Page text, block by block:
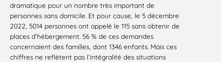
dramatique pour un nombre très important de
personnes sans domicile. Et pour cause, le 5 décembre
2022, 5014 personnes ont appelé le 115 sans obtenir de
places d’hébergement. 56 % de ces demandes
concernaient des familles, dont 1346 enfants. Mais ces
chiffres ne reflètent pas l’intégralité des situations